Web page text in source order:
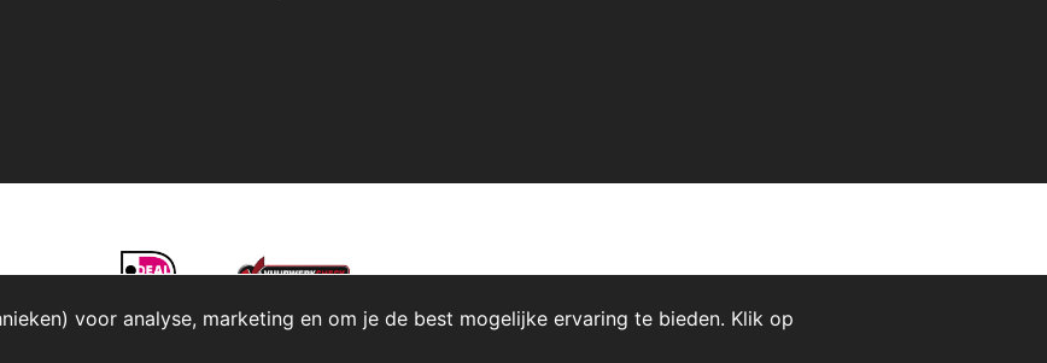
voor analyse, marketing en om je de best mogelijke ervaring te bieden. Klik op